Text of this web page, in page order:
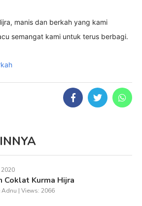
manis dan berkah yang kami
semangat kami untuk terus berbagi.
Coklat Kurma Hijra
Adnu | Views: 2066